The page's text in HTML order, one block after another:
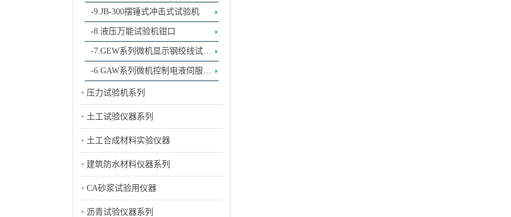
-9.JB-300摆锤式冲击式试验机
-8.液压万能试验机钳口
-7.GEW系列微机显示钢绞线试验
机
-6.GAW系列微机控制电液伺服钢
绞线试验机（标配、高配）
压力试验机系列
土工试验仪器系列
土工合成材料实验仪器
建筑防水材料仪器系列
CA砂浆试验用仪器
沥青试验仪器系列